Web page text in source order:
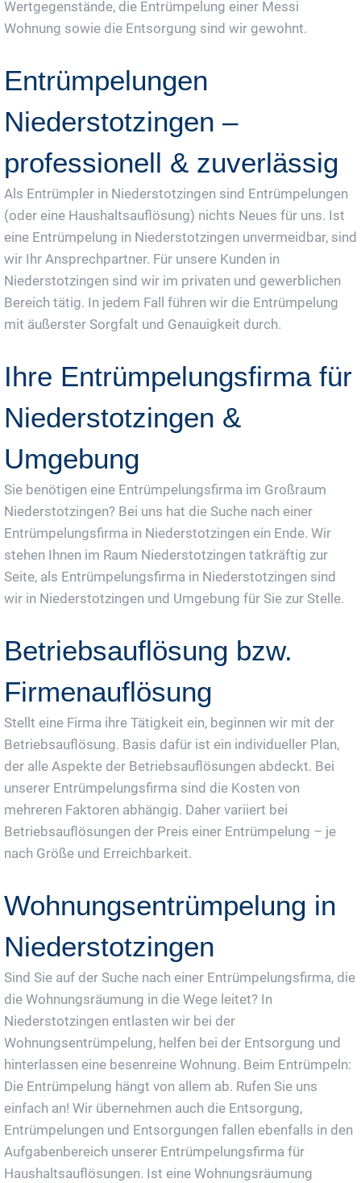
Wertgegenstände, die Entrümpelung einer Messi
Wohnung sowie die Entsorgung sind wir gewohnt.
Entrümpelungen
Niederstotzingen –
professionell & zuverlässig
Als Entrümpler in Niederstotzingen sind Entrümpelungen
(oder eine Haushaltsauflösung) nichts Neues für uns. Ist
eine Entrümpelung in Niederstotzingen unvermeidbar, sind
wir Ihr Ansprechpartner. Für unsere Kunden in
Niederstotzingen sind wir im privaten und gewerblichen
Bereich tätig. In jedem Fall führen wir die Entrümpelung
mit äußerster Sorgfalt und Genauigkeit durch.
Ihre Entrümpelungsfirma für
Niederstotzingen &
Umgebung
Sie benötigen eine Entrümpelungsfirma im Großraum
Niederstotzingen? Bei uns hat die Suche nach einer
Entrümpelungsfirma in Niederstotzingen ein Ende. Wir
stehen Ihnen im Raum Niederstotzingen tatkräftig zur
Seite, als Entrümpelungsfirma in Niederstotzingen sind
wir in Niederstotzingen und Umgebung für Sie zur Stelle.
Betriebsauflösung bzw.
Firmenauflösung
Stellt eine Firma ihre Tätigkeit ein, beginnen wir mit der
Betriebsauflösung. Basis dafür ist ein individueller Plan,
der alle Aspekte der Betriebsauflösungen abdeckt. Bei
unserer Entrümpelungsfirma sind die Kosten von
mehreren Faktoren abhängig. Daher variiert bei
Betriebsauflösungen der Preis einer Entrümpelung – je
nach Größe und Erreichbarkeit.
Wohnungsentrümpelung in
Niederstotzingen
Sind Sie auf der Suche nach einer Entrümpelungsfirma, die
die Wohnungsräumung in die Wege leitet? In
Niederstotzingen entlasten wir bei der
Wohnungsentrümpelung, helfen bei der Entsorgung und
hinterlassen eine besenreine Wohnung. Beim Entrümpeln:
Die Entrümpelung hängt von allem ab. Rufen Sie uns
einfach an! Wir übernehmen auch die Entsorgung,
Entrümpelungen und Entsorgungen fallen ebenfalls in den
Aufgabenbereich unserer Entrümpelungsfirma für
Haushaltsauflösungen. Ist eine Wohnungsräumung